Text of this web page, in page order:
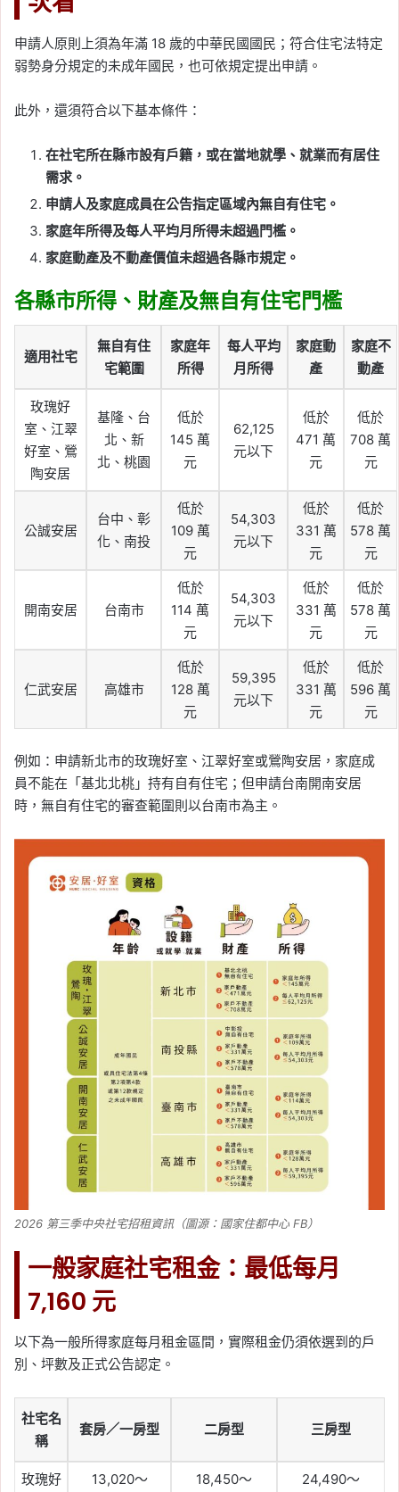
申請人原則上須為年滿 18 歲的中華民國國民；符合住宅法特定
弱勢身分規定的未成年國民，也可依規定提出申請。
此外，還須符合以下基本條件：
在社宅所在縣市設有戶籍，或在當地就學、就業而有居住
需求。
申請人及家庭成員在公告指定區域內無自有住宅。
家庭年所得及每人平均月所得未超過門檻。
家庭動產及不動產價值未超過各縣市規定。
各縣市所得、財產及無自有住宅門檻
適用社宅
無自有住
宅範圍
家庭年
所得
每人平均
月所得
家庭動
產
家庭不
動產
玫瑰好
室、江翠
好室、鶯
陶安居
基隆、台
北、新
北、桃園
低於
145 萬
元
62,125
元以下
低於
471 萬
元
低於
708 萬
元
公誠安居
台中、彰
化、南投
低於
109 萬
元
54,303
元以下
低於
331 萬
元
低於
578 萬
元
開南安居 台南市
低於
114 萬
元
54,303
元以下
低於
331 萬
元
低於
578 萬
元
仁武安居 高雄市
低於
128 萬
元
59,395
元以下
低於
331 萬
元
低於
596 萬
元
例如：申請新北市的玫瑰好室、江翠好室或鶯陶安居，家庭成
員不能在「基北北桃」持有自有住宅；但申請台南開南安居
時，無自有住宅的審查範圍則以台南市為主。
2026 第三季中央社宅招租資訊（圖源：國家住都中心 FB）
一般家庭社宅租金：最低每月
7,160 元
以下為一般所得家庭每月租金區間，實際租金仍須依選到的戶
別、坪數及正式公告認定。
社宅名
稱
套房／一房型 二房型 三房型
玫瑰好
13,020～
18,450～
24,490～